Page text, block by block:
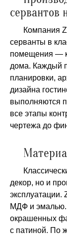
сервантов
Компания
серванты в
помещения —
дома. Каждый
планировки,
дизайна
выполняются
все этапы
чертежа до
декор, но и
эксплуатации.
МДФ и эмалью.
окрашенных
с патиной. По